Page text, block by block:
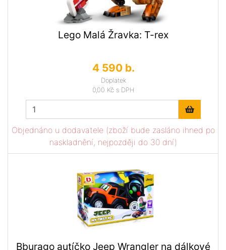
Lego Malá Žravka: T-rex
4 590 b.
Doplatek
0,00 Kč s DPH
Objednáno u dodavatele (zboží bude zasláno ihned po
naskladnění, nejpozději do 30 dní)
Bburago autíčko Jeep Wrangler na dálkové